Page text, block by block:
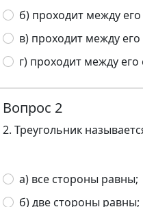
б) проходит между
в) проходит между
г) проходит между
Вопрос 2
2. Треугольник
а) все стороны равны;
б) две стороны равны;